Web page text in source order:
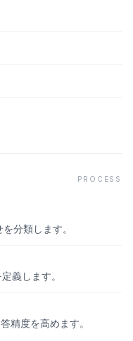
PROCESS
分類します。
義します。
精度を高めます。